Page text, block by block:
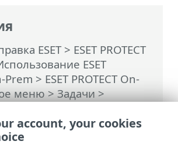
ESET> ESET PROTECT
ESET
Prem > ESET PROTECT On-
меню>Задачи>
сети
account, your cookies